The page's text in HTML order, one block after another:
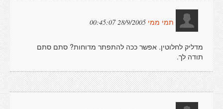
תמי ממי 28/9/2005 00:45:07
מדליק לחלוטין. אפשר ככה להתפתר מדוחות? סתם סתם
תודה לך.